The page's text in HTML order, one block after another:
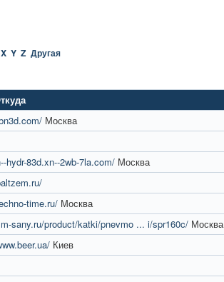
X Y Z Другая
Москва
hydr-83d.xn--2wb-7la.com/ Москва
time.ru/ Москва
sany.ru/product/katki/pnevmo ... i/spr160c/ Москва
Киев